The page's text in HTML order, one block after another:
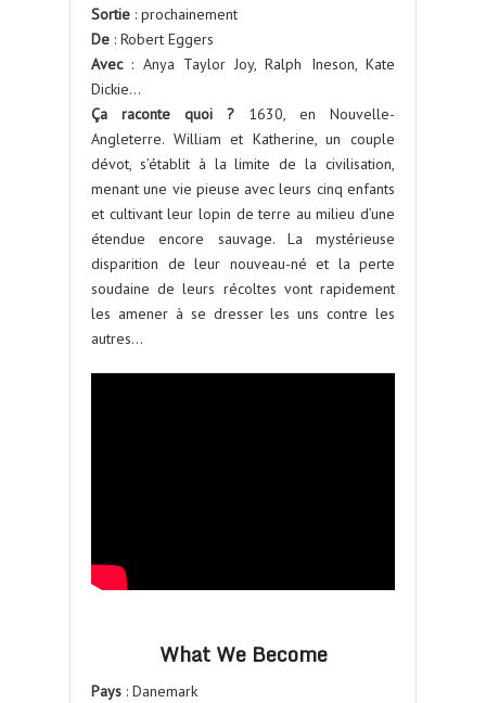
Sortie : prochainement
De : Robert Eggers
Avec: Anya Taylor Joy, Ralph Ineson, Kate
Dickie…
Ça raconte quoi ? 1630, en Nouvelle-
Angleterre. William et Katherine, un couple
dévot, s’établit à la limite de la civilisation,
menant une vie pieuse avec leurs cinq enfants
et cultivant leur lopin de terre au milieu d’une
étendue encore sauvage. La mystérieuse
disparition de leur nouveau-né et la perte
soudaine de leurs récoltes vont rapidement
les amener à se dresser les uns contre les
autres…
What We Become
Pays : Danemark